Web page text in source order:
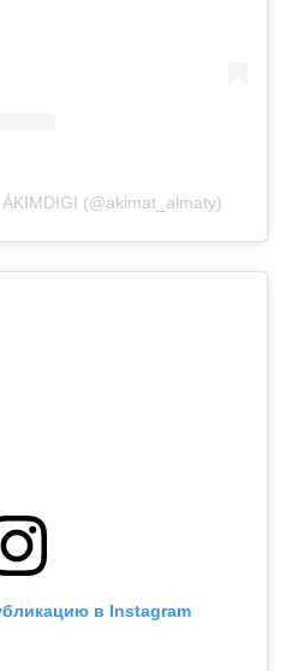
(@akimat_almaty)
в Instagram